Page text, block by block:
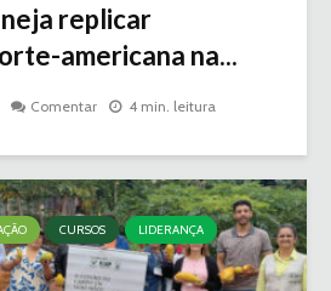
replicar
americana na...
Comentar 4 min. leitura
CURSOS LIDERANÇA